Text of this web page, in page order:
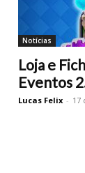
Notícias
Loja e
Eventos
Lucas Felix - 17